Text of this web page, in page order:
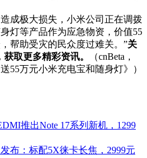
极大损失，小米公司正在调拨
灯等产品作为应急物资，价值55
帮助受灾的民众度过难关。”关
取更多精彩资讯。
（cnBeta，
55万元小米充电宝和随身灯》）
推出Note 17系列新机，1299
布：标配5X徕卡长焦，2999元